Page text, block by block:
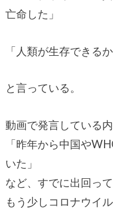
亡命した」
「人類が生存できる
と言っている。
動画で発言している内
「昨年から中国や
いた」
など、すでに出回っ
もう少しコロナウイ